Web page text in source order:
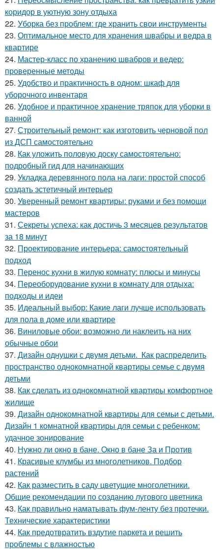
коридор в уютную зону отдыха
22. Уборка без проблем: где хранить свои инструменты
23. Оптимальное место для хранения швабры и ведра в
квартире
24. Мастер-класс по хранению швабров и ведер:
проверенные методы
25. Удобство и практичность в одном: шкаф для
уборочного инвентаря
26. Удобное и практичное хранение тряпок для уборки в
ванной
27. Строительный ремонт: как изготовить черновой пол
из ДСП самостоятельно
28. Как уложить половую доску самостоятельно:
подробный гид для начинающих
29. Укладка деревянного пола на лаги: простой способ
создать эстетичный интерьер
30. Уверенный ремонт квартиры: руками и без помощи
мастеров
31. Секреты успеха: как достичь 3 месяцев результатов
за 18 минут
32. Проектирование интерьера: самостоятельный
подход
33. Перенос кухни в жилую комнату: плюсы и минусы
34. Переоборудование кухни в комнату для отдыха:
подходы и идеи
35. Идеальный выбор: Какие лаги лучше использовать
для пола в доме или квартире
36. Виниловые обои: возможно ли наклеить на них
обычные обои
37. Дизайн однушки с двумя детьми. Как распределить
пространство однокомнатной квартиры семье с двумя
детьми
38. Как сделать из однокомнатной квартиры комфортное
жилище
39. Дизайн однокомнатной квартиры для семьи с детьми.
Дизайн 1 комнатной квартиры для семьи с ребенком:
удачное зонирование
40. Нужно ли окно в бане. Окно в бане За и Против
41. Красивые клумбы из многолетников. Подбор
растений
42. Как разместить в саду цветущие многолетники.
Общие рекомендации по созданию лугового цветника
43. Как правильно наматывать фум-ленту без протечки.
Технические характеристики
44. Как предотвратить вздутие паркета и решить
проблемы с влажностью